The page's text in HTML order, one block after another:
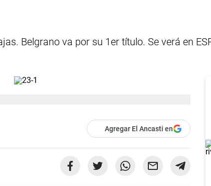
Belgrano va por su 1er título. Se verá en
Agregar El Ancasti en